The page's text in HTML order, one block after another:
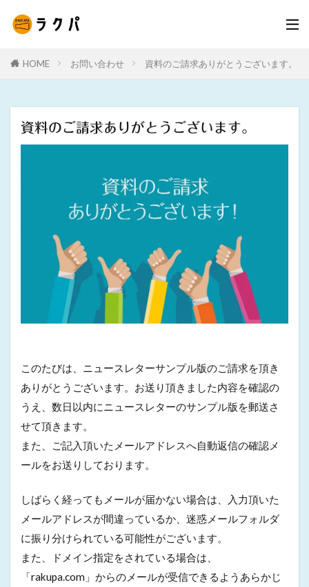
HOME お問い合わせ 資料のご請求ありがとうございます。
資料のご請求ありがとうございます。
このたびは、ニュースレターサンプル版のご請求を頂き
ありがとうございます。お送り頂きました内容を確認の
うえ、数日以内にニュースレターのサンプル版を郵送さ
せて頂きます。
また、ご記入頂いたメールアドレスへ自動返信の確認メ
ールをお送りしております。
しばらく経ってもメールが届かない場合は、入力頂いた
メールアドレスが間違っているか、迷惑メールフォルダ
に振り分けられている可能性がございます。
また、ドメイン指定をされている場合は、
「rakupa.com」からのメールが受信できるようあらかじ